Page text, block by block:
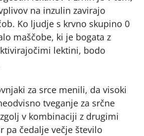
na inzulin zavirajo
Ko ljudje s krvno skupino 0
maščobe, ki je bogata z
lektini, bodo
za srce menili, da visoki
tveganje za srčne
v kombinaciji z drugimi
pa čedalje večje število